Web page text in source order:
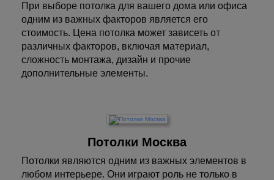
При выборе потолка для вашего дома или офиса
одним из важных факторов является его
стоимость. Цена потолка может зависеть от
различных факторов, включая материал,
сложность монтажа, дизайн и прочие
дополнительные элементы.
Потолки Москва
Потолки являются одним из важных элементов в
любом интерьере. Они играют роль не только в